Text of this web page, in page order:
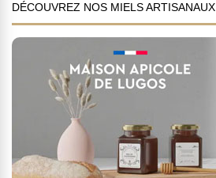
DÉCOUVREZ NOS MIELS ARTISANAUX